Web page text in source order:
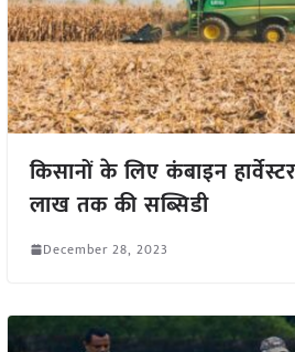
किसानों के लिए कंबाइन
लाख तक की सब्सिडी
December 28, 2023